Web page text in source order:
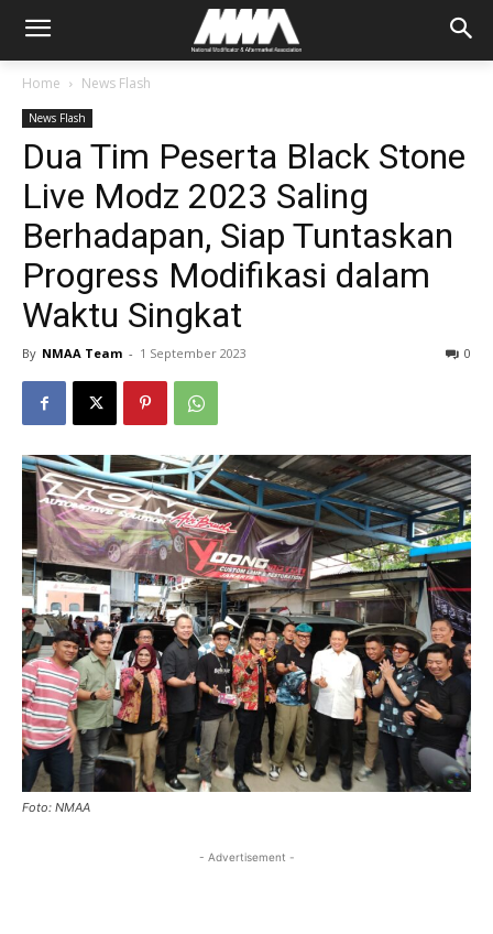
Home News Flash
News Flash
Dua Tim Peserta Black Stone
Live Modz 2023 Saling
Berhadapan, Siap Tuntaskan
Progress Modifikasi dalam
Waktu Singkat
By NMAA Team - 1 September 2023 0
Foto: NMAA
- Advertisement -